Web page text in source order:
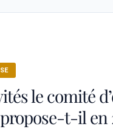
le comité
t-il en